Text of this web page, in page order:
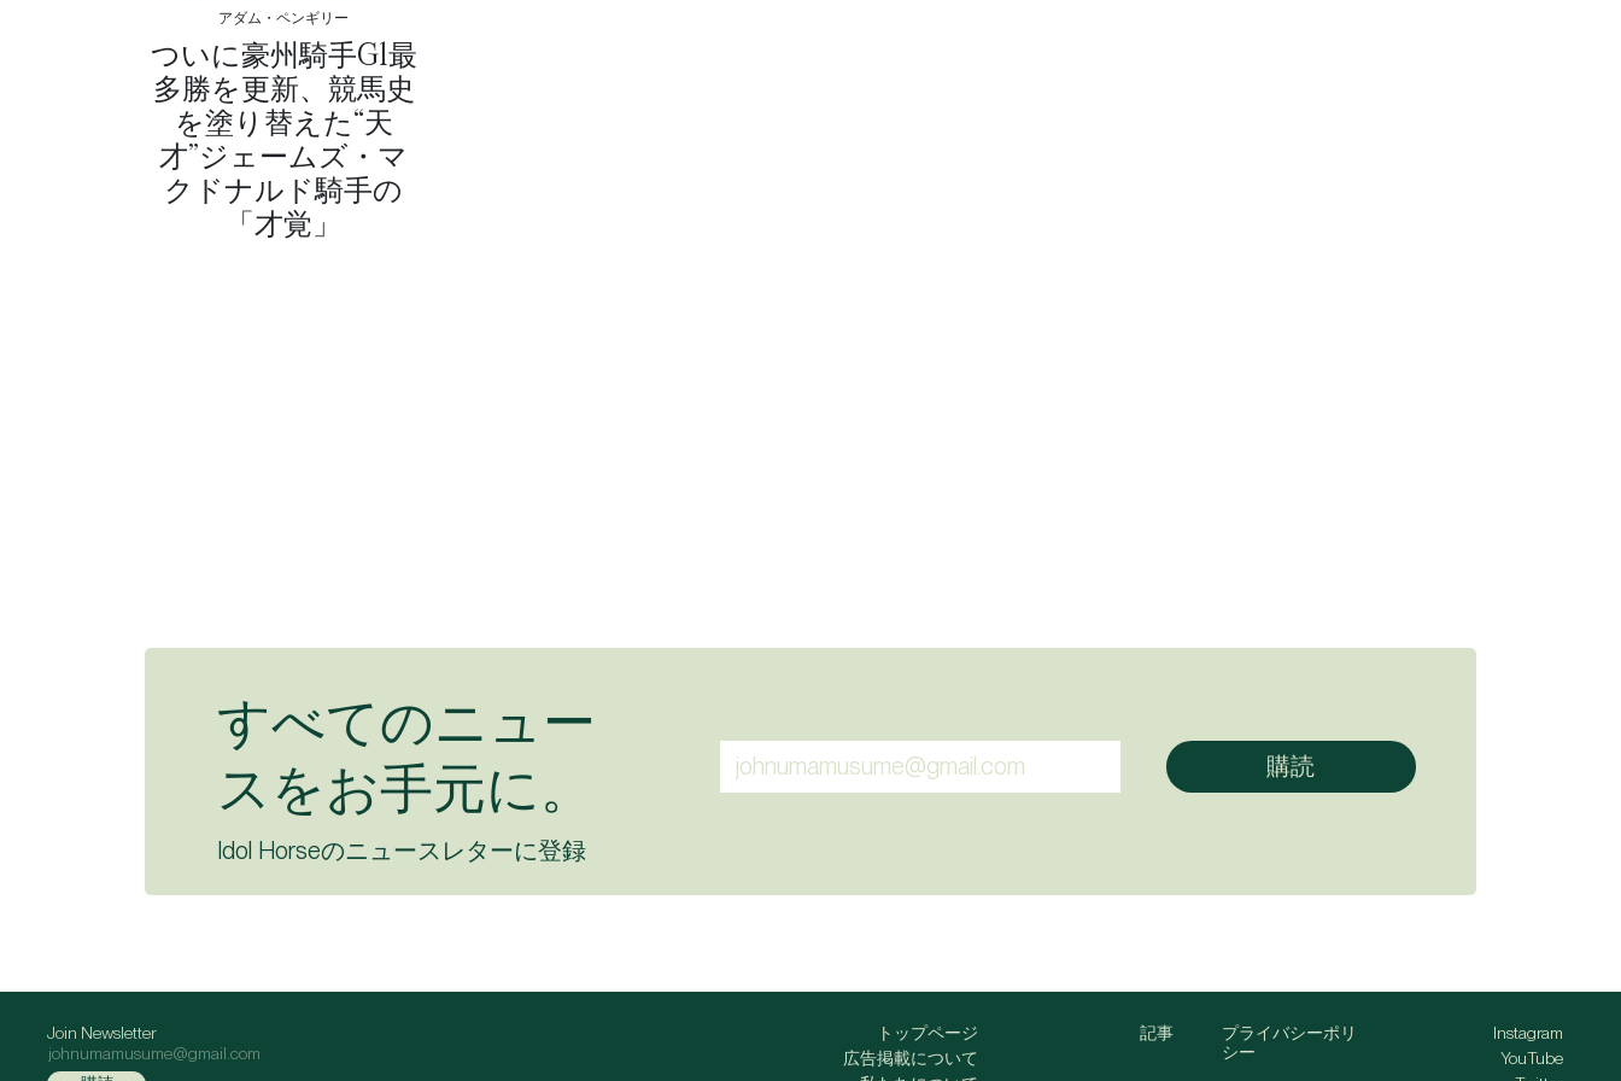
アダム・ペンギリー
ついに豪州騎手G1最
多勝を更新、競馬史
を塗り替えた“天
才”ジェームズ・マ
クドナルド騎手の
「才覚」
すべてのニュー
スをお手元に。
Idol Horseのニュースレターに登録
Join Newsletter
トップページ
広告掲載について
記事
プライバシーポリ
シー
Instagram
YouTube